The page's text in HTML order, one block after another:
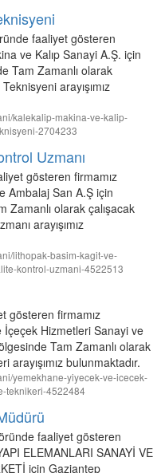
faaliyet gösteren
ve Kalıp Sanayi A.Ş. için
Tam Zamanlı olarak
arayışımız
kalekalip-makina-ve-kalip-
2704233
Uzmanı
gösteren firmamız
Ambalaj San A.Ş için
Zamanlı olarak çalışacak
arayışımız
lithopak-basim-kagit-ve-
kontrol-uzmani-4522513
gösteren firmamız
İçeçek Hizmetleri Sanayi ve
Tam Zamanlı olarak
arayışımız bulunmaktadır.
yemekhane-yiyecek-ve-icecek-
teknikeri-4522484
faaliyet gösteren
ELEMANLARI SANAYİ VE
için Gaziantep